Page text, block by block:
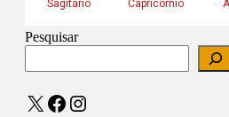
Pesquisar
X Facebook
Instagram